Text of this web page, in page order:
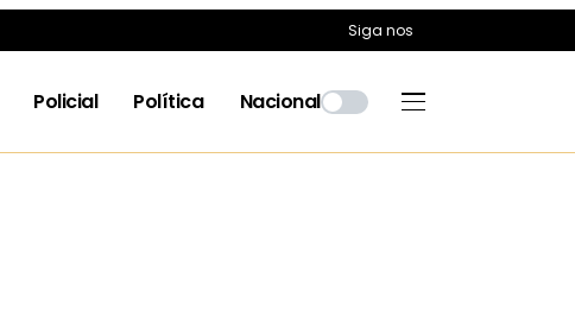
Siga nos
Policial Política Nacional